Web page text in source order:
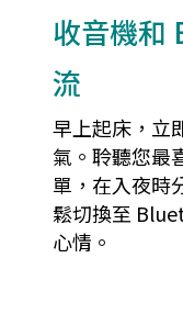
收音機和
流
早上起床，立
氣。聆聽您最
單，在入夜時
鬆切換至
心情。